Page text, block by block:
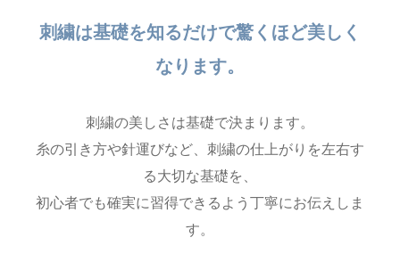
刺繍は基礎を知るだけで驚くほど美しく
なります。
刺繍の美しさは基礎で決まります。
糸の引き方や針運びなど、刺繍の仕上がりを左右す
る大切な基礎を、
初心者でも確実に習得できるよう丁寧にお伝えしま
す。